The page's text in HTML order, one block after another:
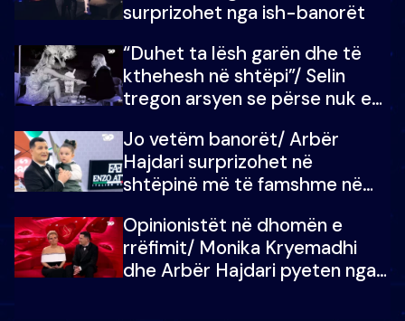
surprizohet nga ish-banorët
“Duhet ta lësh garën dhe të
kthehesh në shtëpi”/ Selin
tregon arsyen se përse nuk e
çoja luftën time deri në fund
Jo vetëm banorët/ Arbër
Hajdari surprizohet në
shtëpinë më të famshme në
vajzën e tij
Opinionistët në dhomën e
rrëfimit/ Monika Kryemadhi
dhe Arbër Hajdari pyeten nga